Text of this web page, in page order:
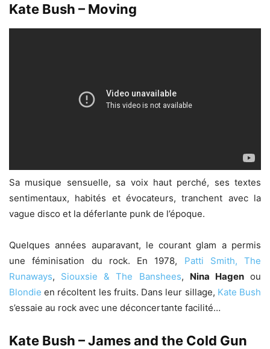
Kate Bush – Moving
Sa musique sensuelle, sa voix haut perché, ses textes
sentimentaux, habités et évocateurs, tranchent avec la
vague disco et la déferlante punk de l’époque.
Quelques années auparavant, le courant glam a permis
une féminisation du rock. En 1978, Patti Smith,
The
Runaways, Siouxsie & The Banshees, Nina Hagenou
Blondie en récoltent les fruits. Dans leur sillage, Kate Bush
s’essaie au rock avec une déconcertante facilité…
Kate Bush – James and the Cold Gun